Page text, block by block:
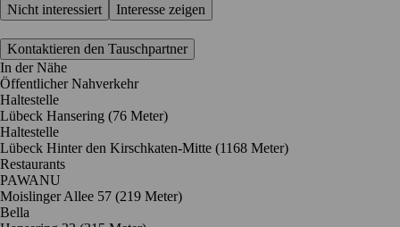
Nicht interessiert Interesse zeigen
Kontaktieren den Tauschpartner
In der Nähe
Öffentlicher Nahverkehr
Haltestelle
Lübeck Hansering (76 Meter)
Haltestelle
Lübeck Hinter den Kirschkaten-Mitte (1168 Meter)
Restaurants
PAWANU
Moislinger Allee 57 (219 Meter)
Bella